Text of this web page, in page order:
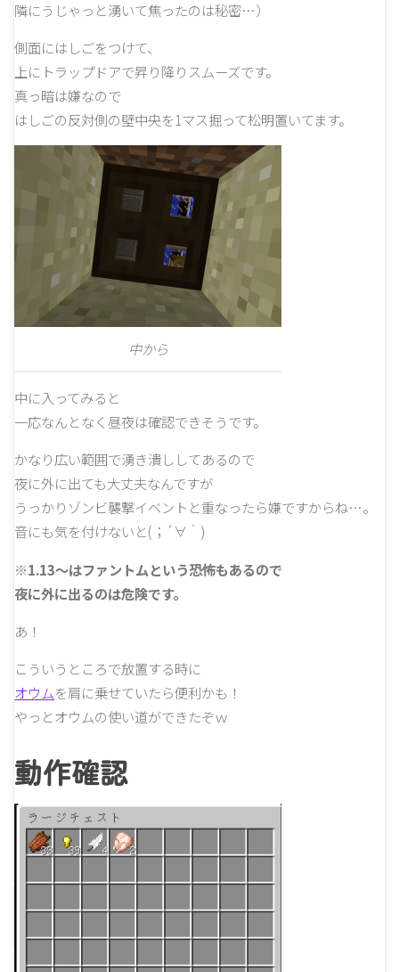
隣にうじゃっと湧いて焦ったのは秘密…）
側面にはしごをつけて、
上にトラップドアで昇り降りスムーズです。
真っ暗は嫌なので
はしごの反対側の壁中央を1マス掘って松明置いてます。
中から
中に入ってみると
一応なんとなく昼夜は確認できそうです。
かなり広い範囲で湧き潰ししてあるので
夜に外に出ても大丈夫なんですが
うっかりゾンビ襲撃イベントと重なったら嫌ですからね…。
音にも気を付けないと(；´∀｀)
※1.13～はファントムという恐怖もあるので
夜に外に出るのは危険です。
あ！
こういうところで放置する時に
オウムを肩に乗せていたら便利かも！
やっとオウムの使い道ができたぞｗ
動作確認